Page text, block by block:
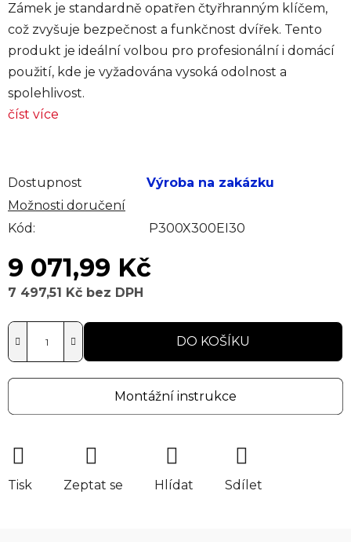
Zámek je standardně opatřen čtyřhranným klíčem,
což zvyšuje bezpečnost a funkčnost dvířek. Tento
produkt je ideální volbou pro profesionální i domácí
použití, kde je vyžadována vysoká odolnost a
spolehlivost.
číst více
Dostupnost
Výroba na zakázku
Možnosti doručení
Kód:
P300X300EI30
9 071,99 Kč
7 497,51 Kč bez DPH
DO KOŠÍKU
Montážní instrukce
Tisk Zeptat se Hlídat Sdílet